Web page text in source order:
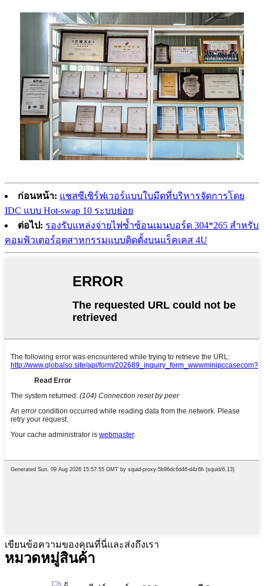
ก่อนหน้า: แชสซีเซิร์ฟเวอร์แบบใบมีดที่บริหารจัดการโดย
IDC แบบ Hot-swap 10 ระบบย่อย
ต่อไป: รองรับแหล่งจ่ายไฟซ้ำซ้อนเมนบอร์ด 304*265 สำหรับ
คอมพิวเตอร์อุตสาหกรรมแบบติดตั้งบนแร็คเคส 4U
เขียนข้อความของคุณที่นี่และส่งถึงเรา
หมวดหมู่สินค้า